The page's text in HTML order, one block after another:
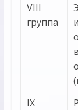
VIII
группа
IX